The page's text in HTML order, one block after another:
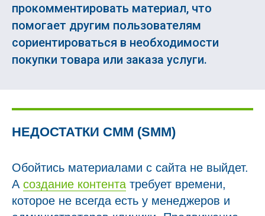
прокомментировать материал, что
помогает другим пользователям
сориентироваться в необходимости
покупки товара или заказа услуги.
НЕДОСТАТКИ СММ (SMM)
Обойтись материалами с сайта не выйдет.
А создание контента требует времени,
которое не всегда есть у менеджеров и